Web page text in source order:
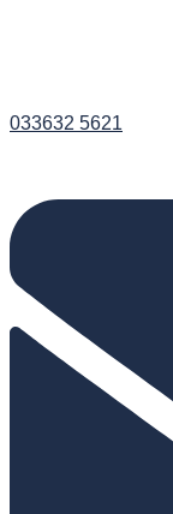
033632 5621